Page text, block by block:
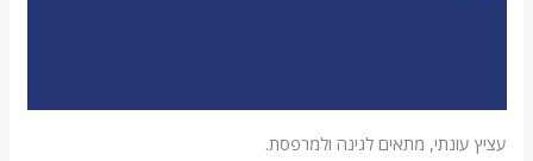
עציץ עונתי, מתאים לגינה ולמרפסת.